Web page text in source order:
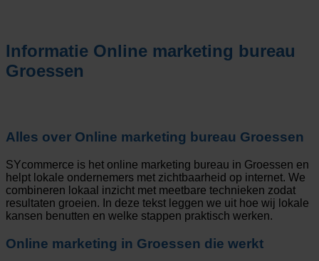
Informatie Online marketing bureau
Groessen
Alles over Online marketing bureau Groessen
SYcommerce is het online marketing bureau in Groessen en
helpt lokale ondernemers met zichtbaarheid op internet. We
combineren lokaal inzicht met meetbare technieken zodat
resultaten groeien. In deze tekst leggen we uit hoe wij lokale
kansen benutten en welke stappen praktisch werken.
Online marketing in Groessen die werkt